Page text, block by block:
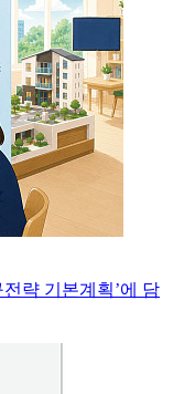
략 기본계획’에 담